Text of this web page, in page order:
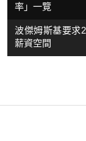
率」一覽
波傑姆斯基要求
薪資空間